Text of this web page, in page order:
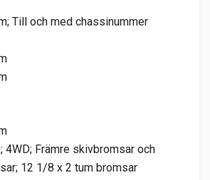
Till och med chassinummer
4WD; Främre skivbromsar och
12 1/8 x 2 tum bromsar